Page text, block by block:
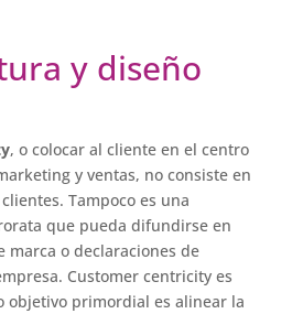
y diseño
, o colocar al cliente en el centro
y ventas, no consiste en
Tampoco es una
que pueda difundirse en
marca o declaraciones de
Customer centricity es
objetivo primordial es alinear la